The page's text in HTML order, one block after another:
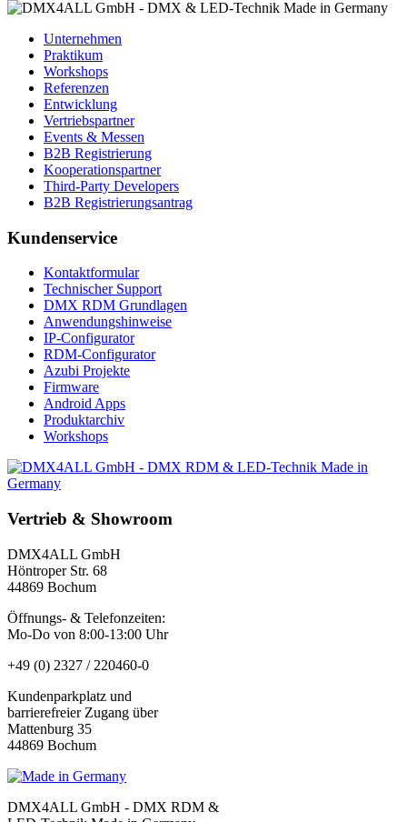
Unternehmen
Praktikum
Workshops
Referenzen
Entwicklung
Vertriebspartner
Events & Messen
B2B Registrierung
Kooperationspartner
Third-Party Developers
B2B Registrierungsantrag
Kundenservice
Kontaktformular
Technischer Support
DMX RDM Grundlagen
Anwendungshinweise
IP-Configurator
RDM-Configurator
Azubi Projekte
Firmware
Android Apps
Produktarchiv
Workshops
Vertrieb & Showroom
DMX4ALL GmbH
Höntroper Str. 68
44869 Bochum
Öffnungs- & Telefonzeiten:
Mo-Do von 8:00-13:00 Uhr
+49 (0) 2327 / 220460-0
Kundenparkplatz und
barrierefreier Zugang über
Mattenburg 35
44869 Bochum
DMX4ALL GmbH - DMX RDM &